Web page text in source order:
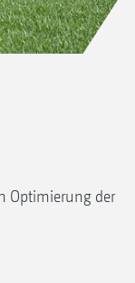
Optimierung der